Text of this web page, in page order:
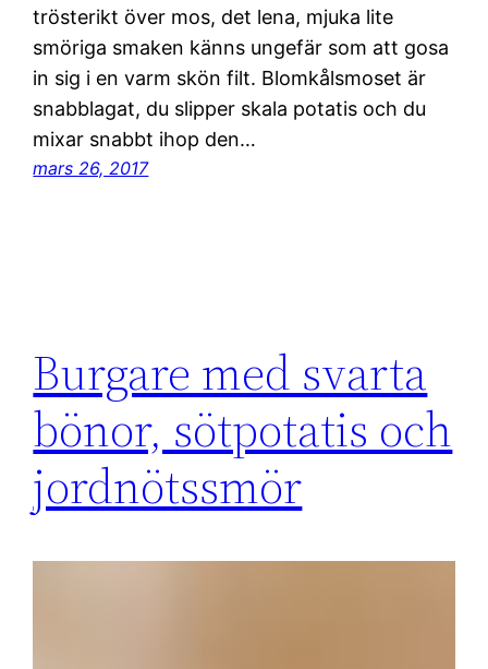
trösterikt över mos, det lena, mjuka lite
smöriga smaken känns ungefär som att gosa
in sig i en varm skön filt. Blomkålsmoset är
snabblagat, du slipper skala potatis och du
mixar snabbt ihop den…
mars 26, 2017
Burgare med svarta
bönor, sötpotatis och
jordnötssmör